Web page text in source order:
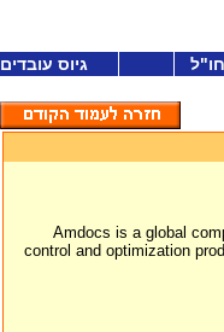
גיוס עובדים
Amdocs is a global
control and optimization